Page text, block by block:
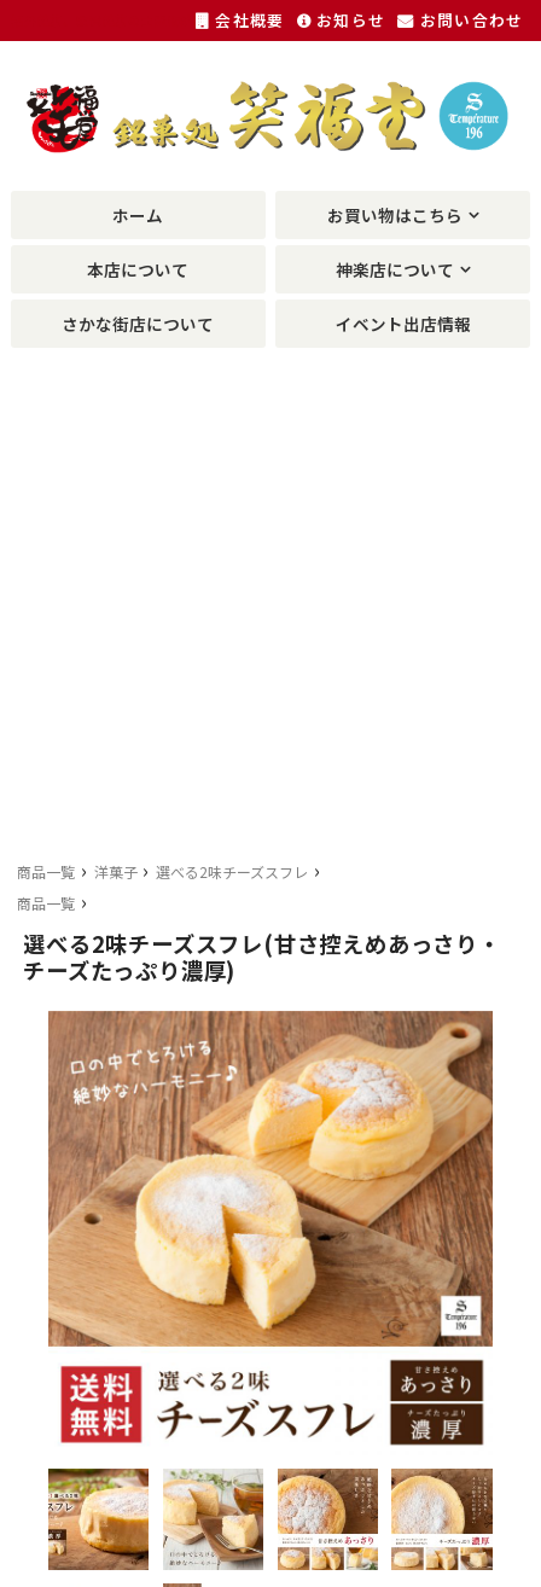
福井銘菓、敦賀銘菓の土産物が種類豊富に。
会社概要 お知らせ お問い合わせ
ホーム お買い物はこちら
本店について 神楽店について
さかな街店について イベント出店情報
商品一覧 › 洋菓子› 選べる2味チーズスフレ ›
商品一覧 ›
選べる2味チーズスフレ(甘さ控えめあっさり・
チーズたっぷり濃厚)